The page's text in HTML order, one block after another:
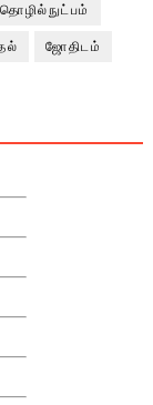
தொழில்நுட்பம்
ஜோதிடம்